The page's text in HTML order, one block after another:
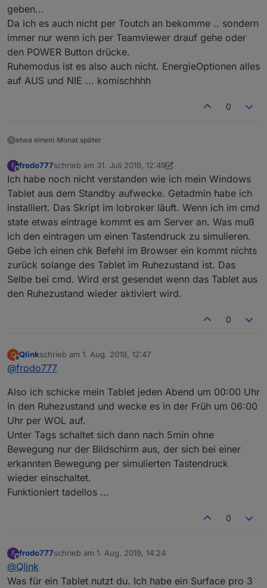
geben...
Da ich es auch nicht per Toutch an bekomme .. sondern
immer nur wenn ich per Teamviewer drauf gehe oder
den POWER Button drücke.
Ruhemodus ist es also auch nicht. EnergieOptionen alles
auf AUS und NIE ... komischhhh
0
etwa einem Monat später
F
Offline
frodo777schrieb am 31. Juli 2019, 12:49
zuletzt editiert von frodo777
Ich habe noch nicht verstanden wie ich mein Windows
Tablet aus dem Standby aufwecke. Getadmin habe ich
installiert. Das Skript im Iobroker läuft. Wenn ich im cmd
state etwas eintrage kommt es am Server an. Was muß
ich den eintragen um einen Tastendruck zu simulieren.
Gebe ich einen chk Befehl im Browser ein kommt nichts
zurück solange des Tablet im Ruhezustand ist. Das
Selbe bei cmd. Wird erst gesendet wenn das Tablet aus
den Ruhezustand wieder aktiviert wird.
0
Q
Offline
Qlinkschrieb am 1. Aug. 2019, 12:47
zuletzt editiert von
@frodo777
Also ich schicke mein Tablet jeden Abend um 00:00 Uhr
in den Ruhezustand und wecke es in der Früh um 06:00
Uhr per WOL auf.
Unter Tags schaltet sich dann nach 5min ohne
Bewegung nur der Bildschirm aus, der sich bei einer
erkannten Bewegung per simulierten Tastendruck
wieder einschaltet.
Funktioniert tadellos ...
0
F
Offline
frodo777schrieb am 1. Aug. 2019, 14:24
zuletzt editiert von
@Qlink
Was für ein Tablet nutzt du. Ich habe ein Surface pro 3